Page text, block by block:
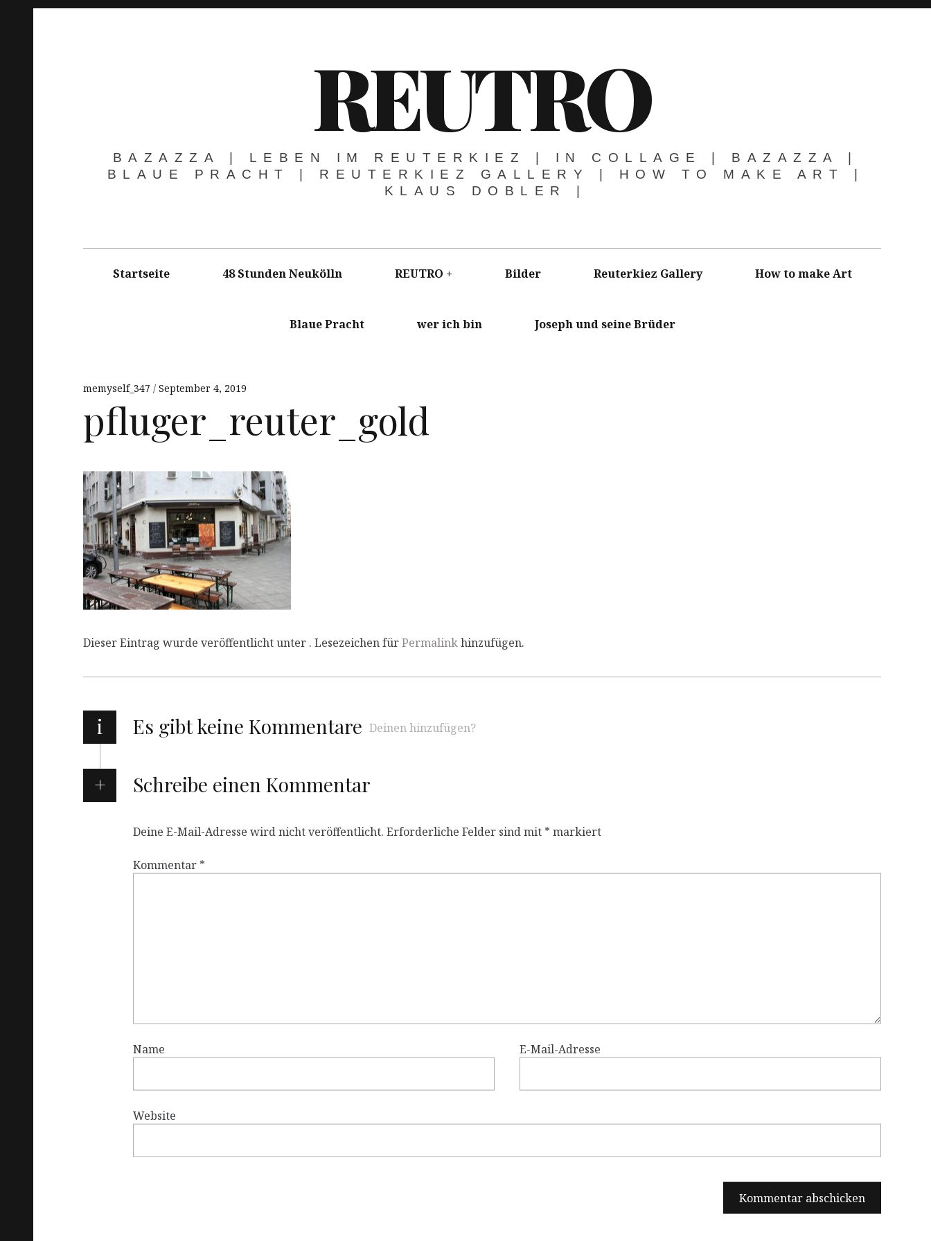
REUTRO
BAZAZZA | LEBEN IM REUTERKIEZ | IN COLLAGE | BAZAZZA |
BLAUE PRACHT | REUTERKIEZ GALLERY | HOW TO MAKE ART |
KLAUS DOBLER |
Startseite 48 Stunden Neukölln REUTRO Bilder Reuterkiez Gallery How to make Art
Blaue Pracht wer ich bin Joseph und seine Brüder
memyself_347 September 4, 2019
pfluger_reuter_gold
Dieser Eintrag wurde veröffentlicht unter . Lesezeichen fürPermalinkhinzufügen.
i Es gibt keine Kommentare Deinen hinzufügen?
Schreibe einen Kommentar
Deine E-Mail-Adresse wird nicht veröffentlicht. Erforderliche Felder sind mit * markiert
Kommentar *
Name E-Mail-Adresse
Website